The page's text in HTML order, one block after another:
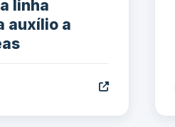
linha
auxílio a